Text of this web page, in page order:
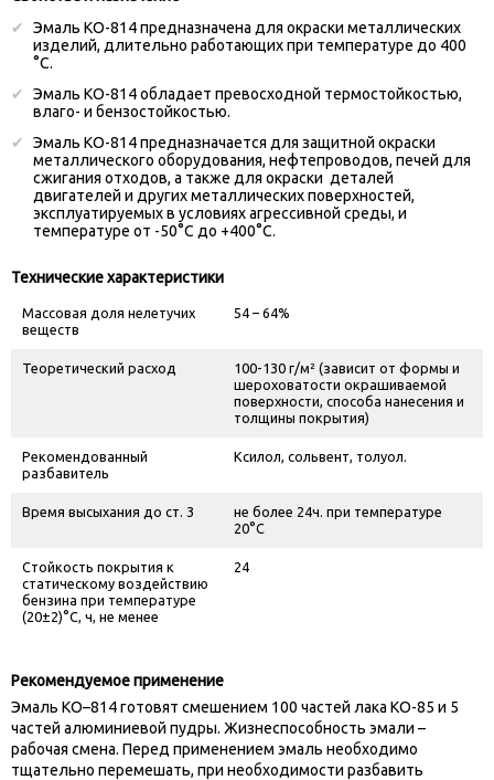
Эмаль КО-814 предназначена для окраски металлических
изделий, длительно работающих при температуре до 400
°С.
Эмаль КО-814 обладает превосходной термостойкостью,
влаго- и бензостойкостью.
Эмаль КО-814 предназначается для защитной окраски
металлического оборудования, нефтепроводов, печей для
сжигания отходов, а также для окраски деталей
двигателей и других металлических поверхностей,
эксплуатируемых в условиях агрессивной среды, и
температуре от -50°С до +400°С.
Технические характеристики
Массовая доля нелетучих
веществ
54 – 64%
Теоретический расход
100-130 г/м² (зависит от формы и
шероховатости окрашиваемой
поверхности, способа нанесения и
толщины покрытия)
Рекомендованный
разбавитель
Ксилол, сольвент, толуол.
Время высыхания до ст. 3
не более 24ч. при температуре
20°С
Стойкость покрытия к
статическому воздействию
бензина при температуре
(20±2)°С, ч, не менее
24
Рекомендуемое применение
Эмаль КО–814 готовят смешением 100 частей лака КО-85 и 5
частей алюминиевой пудры. Жизнеспособность эмали –
рабочая смена. Перед применением эмаль необходимо
тщательно перемешать, при необходимости разбавить